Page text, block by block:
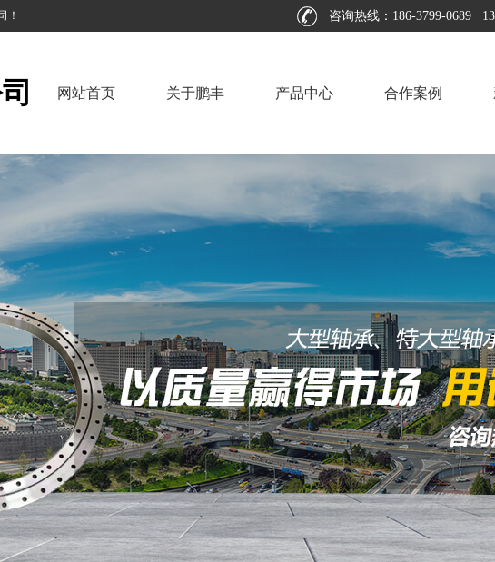
！ 咨询热线：186-3799-0689
网站首页 关于鹏丰 产品中心 合作案例